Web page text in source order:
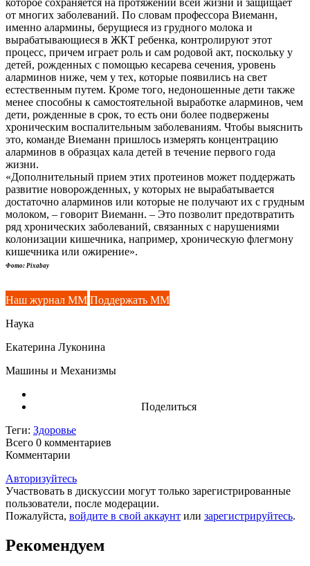
от многих заболеваний. По словам профессора Виеманн,
именно алармины, берущиеся из грудного молока и
вырабатывающиеся в ЖКТ ребенка, контролируют этот
процесс, причем играет роль и сам родовой акт, поскольку у
детей, рожденных с помощью кесарева сечения, уровень
аларминов ниже, чем у тех, которые появились на свет
естественным путем. Кроме того, недоношенные дети также
менее способны к самостоятельной выработке аларминов, чем
дети, рожденные в срок, то есть они более подвержены
хроническим воспалительным заболеваниям. Чтобы выяснить
это, команде Виеманн пришлось измерять концентрацию
аларминов в образцах кала детей в течение первого года
жизни.
«Дополнительный прием этих протеинов может поддержать
развитие новорожденных, у которых не вырабатывается
достаточно аларминов или которые не получают их с грудным
молоком, – говорит Виеманн. – Это позволит предотвратить
ряд хронических заболеваний, связанных с нарушениями
колонизации кишечника, например, хроническую флегмону
кишечника или ожирение».
Фото: Pixabay
Наш журнал ММ Поддержать ММ
Наука
Екатерина Луконина
Машины и Механизмы
Поделиться
Теги: Здоровье
Всего 0 комментариев
Комментарии
Авторизуйтесь
Участвовать в дискуссии могут только зарегистрированные
пользователи, после модерации.
Пожалуйста, войдите в свой аккаунт или зарегистрируйтесь.
Рекомендуем